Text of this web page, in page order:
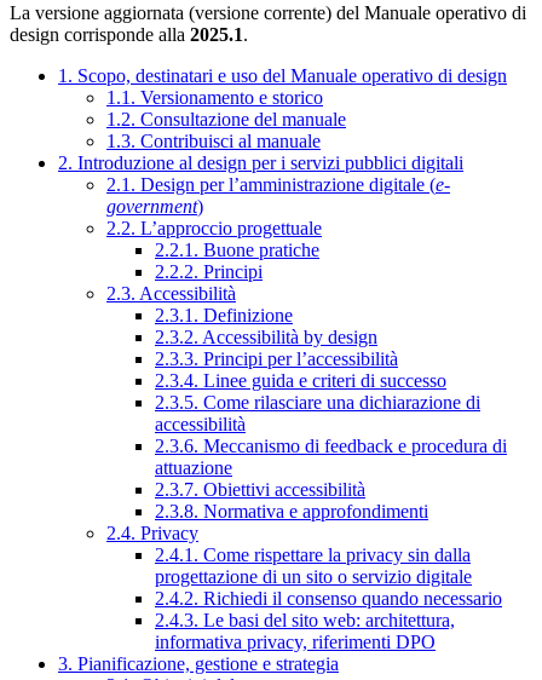
La versione aggiornata (versione corrente) del Manuale operativo di
design corrisponde alla 2025.1.
1. Scopo, destinatari e uso del Manuale operativo di design
1.1. Versionamento e storico
1.2. Consultazione del manuale
1.3. Contribuisci al manuale
2. Introduzione al design per i servizi pubblici digitali
2.1. Design per l’amministrazione digitale (e-
government)
2.2. L’approccio progettuale
2.2.1. Buone pratiche
2.2.2. Principi
2.3. Accessibilità
2.3.1. Definizione
2.3.2. Accessibilità by design
2.3.3. Principi per l’accessibilità
2.3.4. Linee guida e criteri di successo
2.3.5. Come rilasciare una dichiarazione di
accessibilità
2.3.6. Meccanismo di feedback e procedura di
attuazione
2.3.7. Obiettivi accessibilità
2.3.8. Normativa e approfondimenti
2.4. Privacy
2.4.1. Come rispettare la privacy sin dalla
progettazione di un sito o servizio digitale
2.4.2. Richiedi il consenso quando necessario
2.4.3. Le basi del sito web: architettura,
informativa privacy, riferimenti DPO
3. Pianificazione, gestione e strategia